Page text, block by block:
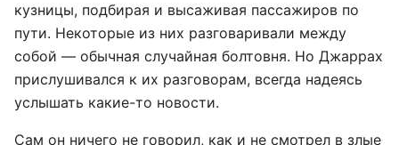
кузницы, подбирая и высаживая пассажиров по
пути. Некоторые из них разговаривали между
собой — обычная случайная болтовня. Но Джаррах
прислушивался к их разговорам, всегда надеясь
услышать какие-то новости.
Сам он ничего не говорил, как и не смотрел в злые